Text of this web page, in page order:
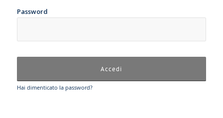
Password
Hai dimenticato la password?